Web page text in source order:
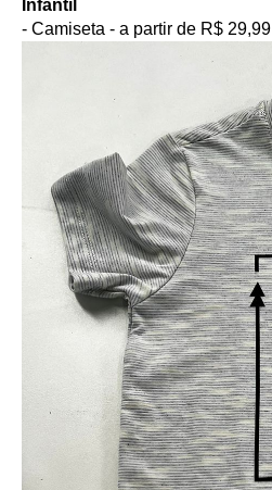
Infantil
- Camiseta - a partir de R$ 29,99